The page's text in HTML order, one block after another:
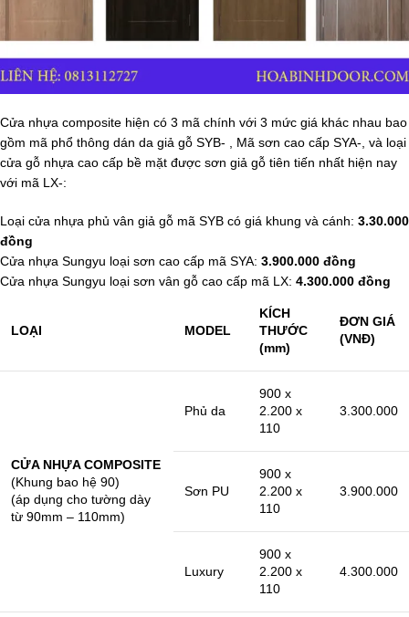
Cửa nhựa composite hiện có 3 mã chính với 3 mức giá khác nhau bao
gồm mã phổ thông dán da giả gỗ SYB- , Mã sơn cao cấp SYA-, và loại
cửa gỗ nhựa cao cấp bề mặt được sơn giả gỗ tiên tiến nhất hiện nay
với mã LX-:
Loại cửa nhựa phủ vân giả gỗ mã SYB có giá khung và cánh: 3.30.000
đồng
Cửa nhựa Sungyu loại sơn cao cấp mã SYA: 3.900.000 đồng
Cửa nhựa Sungyu loại sơn vân gỗ cao cấp mã LX: 4.300.000 đồng
LOẠI MODEL
KÍCH
THƯỚC
(mm)
ĐƠN GIÁ
(VNĐ)
CỬA NHỰA COMPOSITE
(Khung bao hệ 90)
(áp dụng cho tường dày
từ 90mm – 110mm)
Phủ da
900 x
2.200 x
110
3.300.000
Sơn PU
900 x
2.200 x
110
3.900.000
Luxury
900 x
2.200 x
110
4.300.000